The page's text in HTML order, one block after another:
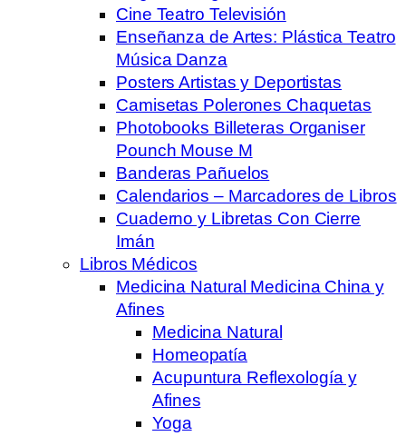
Cine Teatro Televisión
Enseñanza de Artes: Plástica Teatro
Música Danza
Posters Artistas y Deportistas
Camisetas Polerones Chaquetas
Photobooks Billeteras Organiser
Pounch Mouse M
Banderas Pañuelos
Calendarios – Marcadores de Libros
Cuaderno y Libretas Con Cierre
Imán
Libros Médicos
Medicina Natural Medicina China y
Afines
Medicina Natural
Homeopatía
Acupuntura Reflexología y
Afines
Yoga